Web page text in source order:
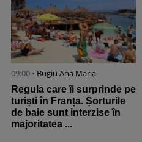
09:00 • Bugiu ⁠Ana Maria
Regula care îi surprinde pe
turiști în Franța. Șorturile
de baie sunt interzise în
majoritatea ...